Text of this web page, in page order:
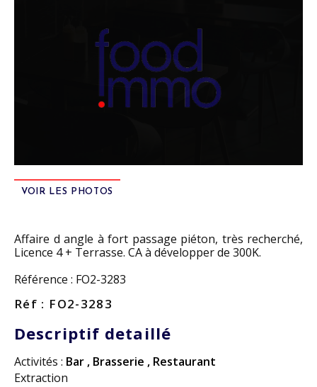
VOIR LES PHOTOS
Affaire d angle à fort passage piéton, très recherché,
Licence 4 + Terrasse. CA à développer de 300K.
Référence : FO2-3283
Réf : FO2-3283
Descriptif detaillé
Activités : Bar , Brasserie , Restaurant
Extraction